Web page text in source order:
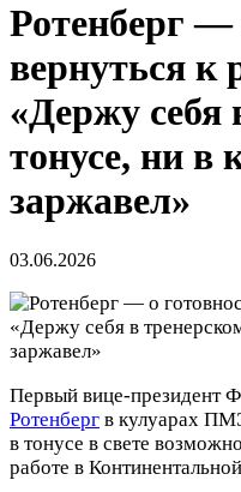
Ротенберг —
вернуться к
«Держу себя
тонусе, ни в
заржавел»
03.06.2026
Первый вице‑президент
Ротенберг в кулуарах
в тонусе в свете
работе в